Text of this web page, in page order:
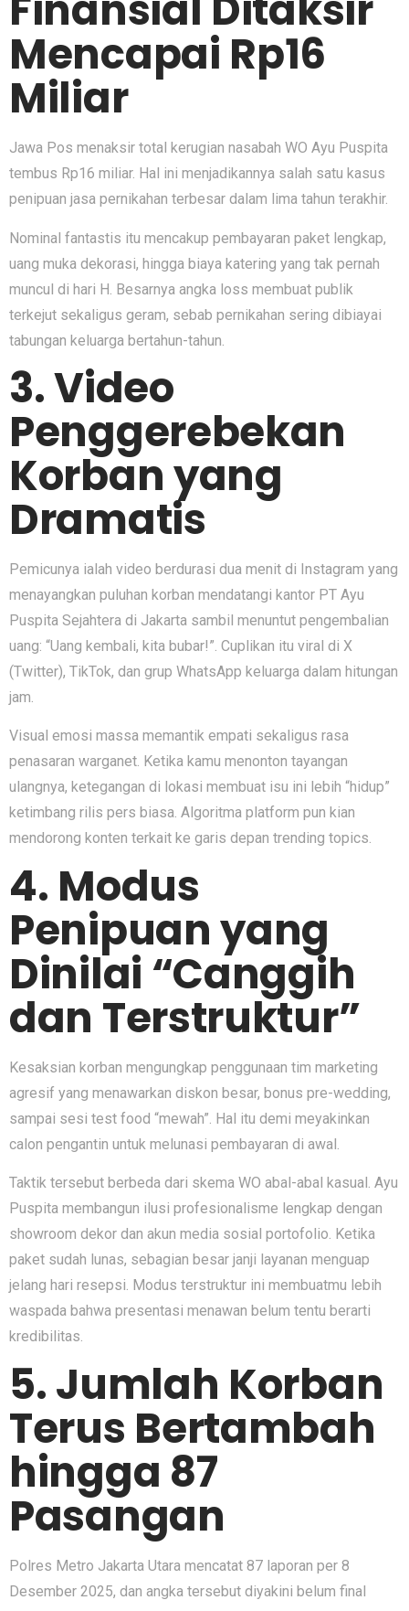
Mencapai Rp16
Miliar
Jawa Pos menaksir total kerugian nasabah WO Ayu Puspita
tembus Rp16 miliar. Hal ini menjadikannya salah satu kasus
penipuan jasa pernikahan terbesar dalam lima tahun terakhir.
Nominal fantastis itu mencakup pembayaran paket lengkap,
uang muka dekorasi, hingga biaya katering yang tak pernah
muncul di hari H. Besarnya angka loss membuat publik
terkejut sekaligus geram, sebab pernikahan sering dibiayai
tabungan keluarga bertahun-tahun.
3. Video
Penggerebekan
Korban yang
Dramatis
Pemicunya ialah video berdurasi dua menit di Instagram yang
menayangkan puluhan korban mendatangi kantor PT Ayu
Puspita Sejahtera di Jakarta sambil menuntut pengembalian
uang: “Uang kembali, kita bubar!”. Cuplikan itu viral di X
(Twitter), TikTok, dan grup WhatsApp keluarga dalam hitungan
jam.
Visual emosi massa memantik empati sekaligus rasa
penasaran warganet. Ketika kamu menonton tayangan
ulangnya, ketegangan di lokasi membuat isu ini lebih “hidup”
ketimbang rilis pers biasa. Algoritma platform pun kian
mendorong konten terkait ke garis depan trending topics.
4. Modus
Penipuan yang
Dinilai “Canggih
dan Terstruktur”
Kesaksian korban mengungkap penggunaan tim marketing
agresif yang menawarkan diskon besar, bonus pre-wedding,
sampai sesi test food “mewah”. Hal itu demi meyakinkan
calon pengantin untuk melunasi pembayaran di awal.
Taktik tersebut berbeda dari skema WO abal-abal kasual. Ayu
Puspita membangun ilusi profesionalisme lengkap dengan
showroom dekor dan akun media sosial portofolio. Ketika
paket sudah lunas, sebagian besar janji layanan menguap
jelang hari resepsi. Modus terstruktur ini membuatmu lebih
waspada bahwa presentasi menawan belum tentu berarti
kredibilitas.
5. Jumlah Korban
Terus Bertambah
hingga 87
Pasangan
Polres Metro Jakarta Utara mencatat 87 laporan per 8
Desember 2025, dan angka tersebut diyakini belum final